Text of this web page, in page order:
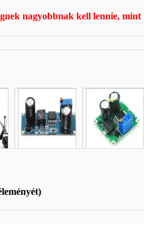
nagyobbnak kell lennie, mint